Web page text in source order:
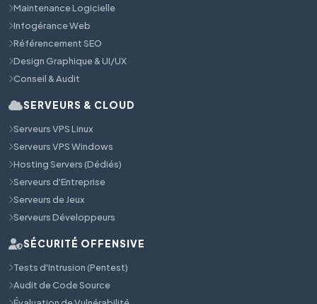
Maintenance Logicielle
Infogérance Web
Référencement SEO
Design Graphique & UI/UX
Conseil & Audit
SERVEURS & CLOUD
Serveurs VPS Linux
Serveurs VPS Windows
Hosting Servers (Dédiés)
Serveurs d'Entreprise
Serveurs de Jeux
Serveurs Développeurs
SÉCURITÉ OFFENSIVE
Tests d'Intrusion (Pentest)
Audit de Code Source